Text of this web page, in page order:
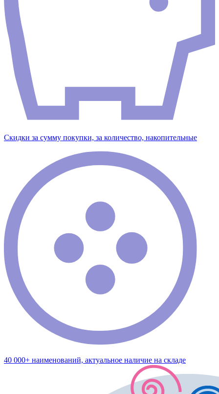
Скидки за сумму покупки, за количество, накопительные
40 000+ наименований, актуальное наличие на складе